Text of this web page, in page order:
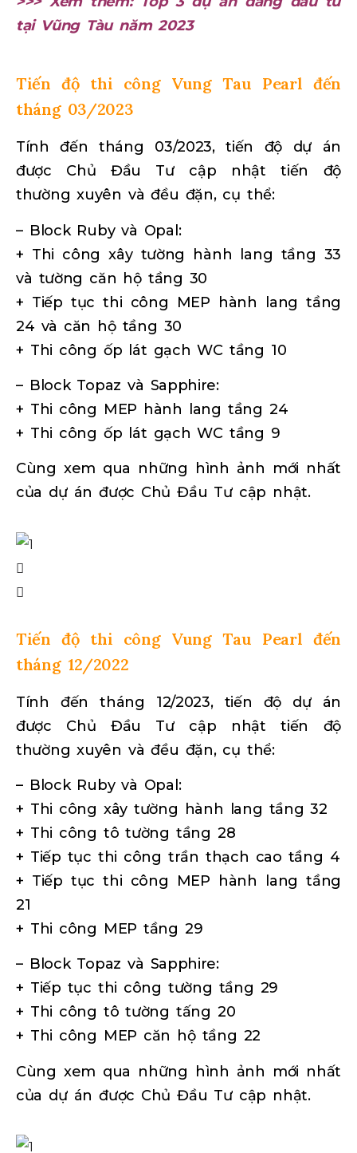
tại Vũng Tàu năm 2023
Tiến độ thi công Vung Tau Pearl đến
tháng 03/2023
Tính đến tháng 03/2023, tiến độ dự án
được Chủ Đầu Tư cập nhật tiến độ
thường xuyên và đều đặn, cụ thể:
– Block Ruby và Opal:
+ Thi công xây tường hành lang tầng 33
và tường căn hộ tầng 30
+ Tiếp tục thi công MEP hành lang tầng
24 và căn hộ tầng 30
+ Thi công ốp lát gạch WC tầng 10
– Block Topaz và Sapphire:
+ Thi công MEP hành lang tầng 24
+ Thi công ốp lát gạch WC tầng 9
Cùng xem qua những hình ảnh mới nhất
của dự án được Chủ Đầu Tư cập nhật.
Tiến độ thi công Vung Tau Pearl đến
tháng 12/2022
Tính đến tháng 12/2023, tiến độ dự án
được Chủ Đầu Tư cập nhật tiến độ
thường xuyên và đều đặn, cụ thể:
– Block Ruby và Opal:
+ Thi công xây tường hành lang tầng 32
+ Thi công tô tường tầng 28
+ Tiếp tục thi công trần thạch cao tầng 4
+ Tiếp tục thi công MEP hành lang tầng
21
+ Thi công MEP tầng 29
– Block Topaz và Sapphire:
+ Tiếp tục thi công tường tầng 29
+ Thi công tô tường tấng 20
+ Thi công MEP căn hộ tầng 22
Cùng xem qua những hình ảnh mới nhất
của dự án được Chủ Đầu Tư cập nhật.